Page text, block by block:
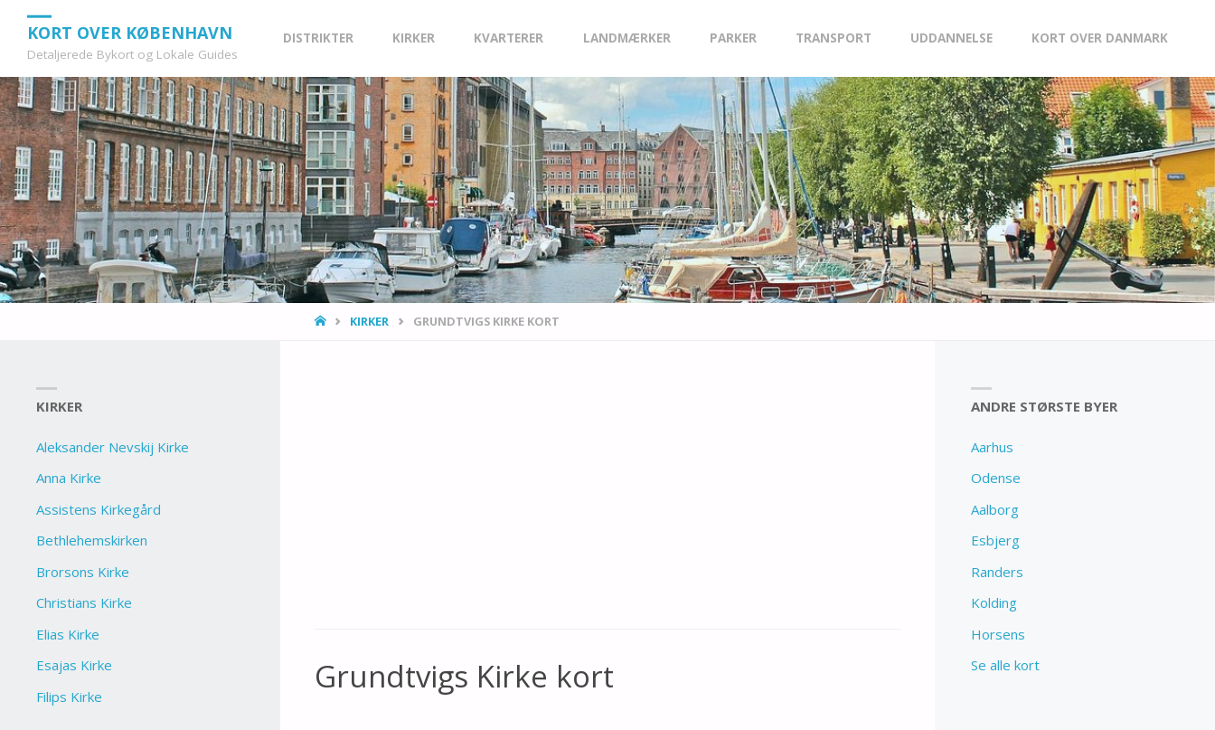
KORT OVER KØBENHAVN
Detaljerede Bykort og Lokale Guides
content
DISTRIKTER KIRKER KVARTERER LANDMÆRKER PARKER TRANSPORT UDDANNELSE KORT OVER DANMARK
HOMEKIRKER GRUNDTVIGS KIRKE KORT
Grundtvigs Kirke kort
KIRKER
Aleksander Nevskij Kirke
Anna Kirke
Assistens Kirkegård
Bethlehemskirken
Brorsons Kirke
Christians Kirke
Elias Kirke
Esajas Kirke
Filips Kirke
ANDRE STØRSTE BYER
Aarhus
Odense
Aalborg
Esbjerg
Randers
Kolding
Horsens
Se alle kort